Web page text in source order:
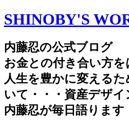
SHINOBY'S
内藤忍の公式ブログ
お金との付き合い方を
人生を豊かに変える
いて・・・資産デザイ
内藤忍が毎日語ります